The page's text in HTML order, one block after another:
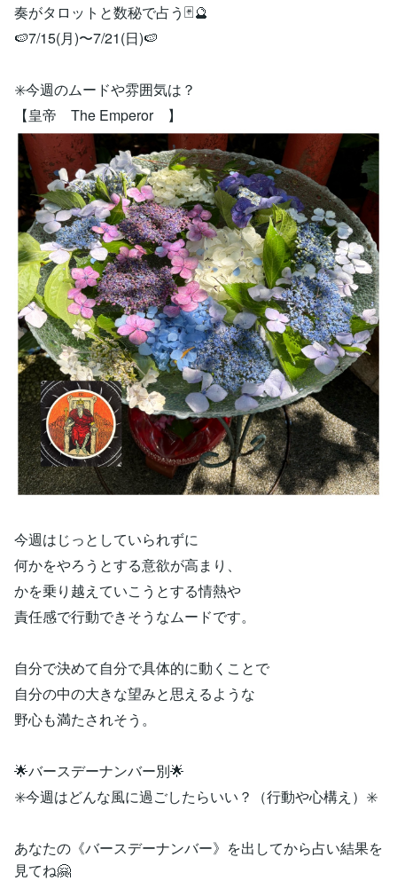
奏がタロットと数秘で占う🃏🔮
🍉7/15(月)〜7/21(日)🍉
✳️今週のムードや雰囲気は？
【皇帝 The Emperor 】
今週はじっとしていられずに
何かをやろうとする意欲が高まり、
かを乗り越えていこうとする情熱や
責任感で行動できそうなムードです。
自分で決めて自分で具体的に動くことで
自分の中の大きな望みと思えるような
野心も満たされそう。
🌟バースデーナンバー別🌟
✳️今週はどんな風に過ごしたらいい？（行動や心構え）✳️
あなたの《バースデーナンバー》を出してから占い結果を
見てね🤗